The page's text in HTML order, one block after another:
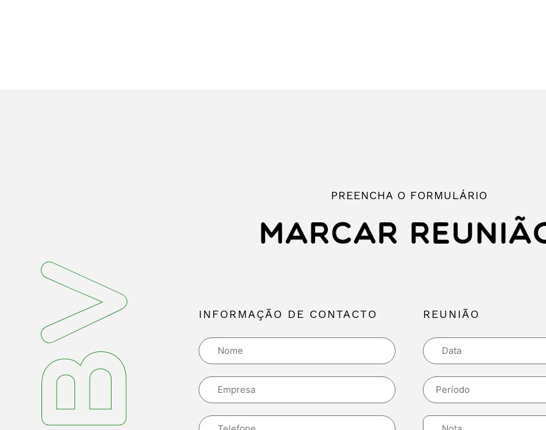
PREENCHA O FORMULÁRIO
MARCAR
INFORMAÇÃO DE CONTACTO REUNIÃO